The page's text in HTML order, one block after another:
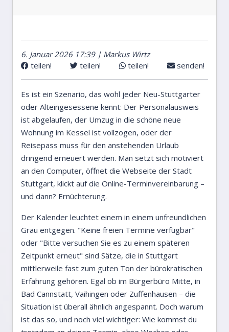
6. Januar 2026 17:39 | Markus Wirtz
teilen!
teilen! teilen! senden!
Es ist ein Szenario, das wohl jeder Neu-Stuttgarter
oder Alteingesessene kennt: Der Personalausweis
ist abgelaufen, der Umzug in die schöne neue
Wohnung im Kessel ist vollzogen, oder der
Reisepass muss für den anstehenden Urlaub
dringend erneuert werden. Man setzt sich motiviert
an den Computer, öffnet die Webseite der Stadt
Stuttgart, klickt auf die Online-Terminvereinbarung –
und dann? Ernüchterung.
Der Kalender leuchtet einem in einem unfreundlichen
Grau entgegen. "Keine freien Termine verfügbar"
oder "Bitte versuchen Sie es zu einem späteren
Zeitpunkt erneut" sind Sätze, die in Stuttgart
mittlerweile fast zum guten Ton der bürokratischen
Erfahrung gehören. Egal ob im Bürgerbüro Mitte, in
Bad Cannstatt, Vaihingen oder Zuffenhausen – die
Situation ist überall ähnlich angespannt. Doch warum
ist das so, und noch viel wichtiger: Wie kommst du